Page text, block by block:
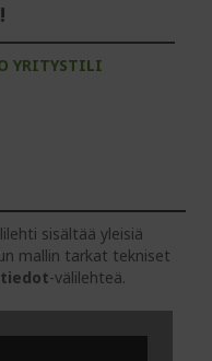
YRITYSTILI
sisältää yleisiä
mallin tarkat tekniset
-välilehteä.